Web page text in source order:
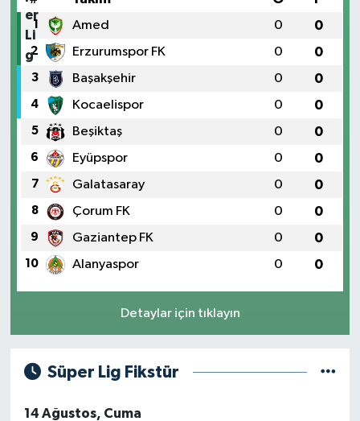
1 Amed 0 0
2 Erzurumspor FK 0 0
3 Başakşehir 0 0
4 Kocaelispor 0 0
5 Beşiktaş 0 0
6 Eyüpspor 0 0
7 Galatasaray 0 0
8 Çorum FK 0 0
9 Gaziantep FK 0 0
10 Alanyaspor 0 0
Detaylar için tıklayın
Süper Lig Fikstür
14 Ağustos, Cuma